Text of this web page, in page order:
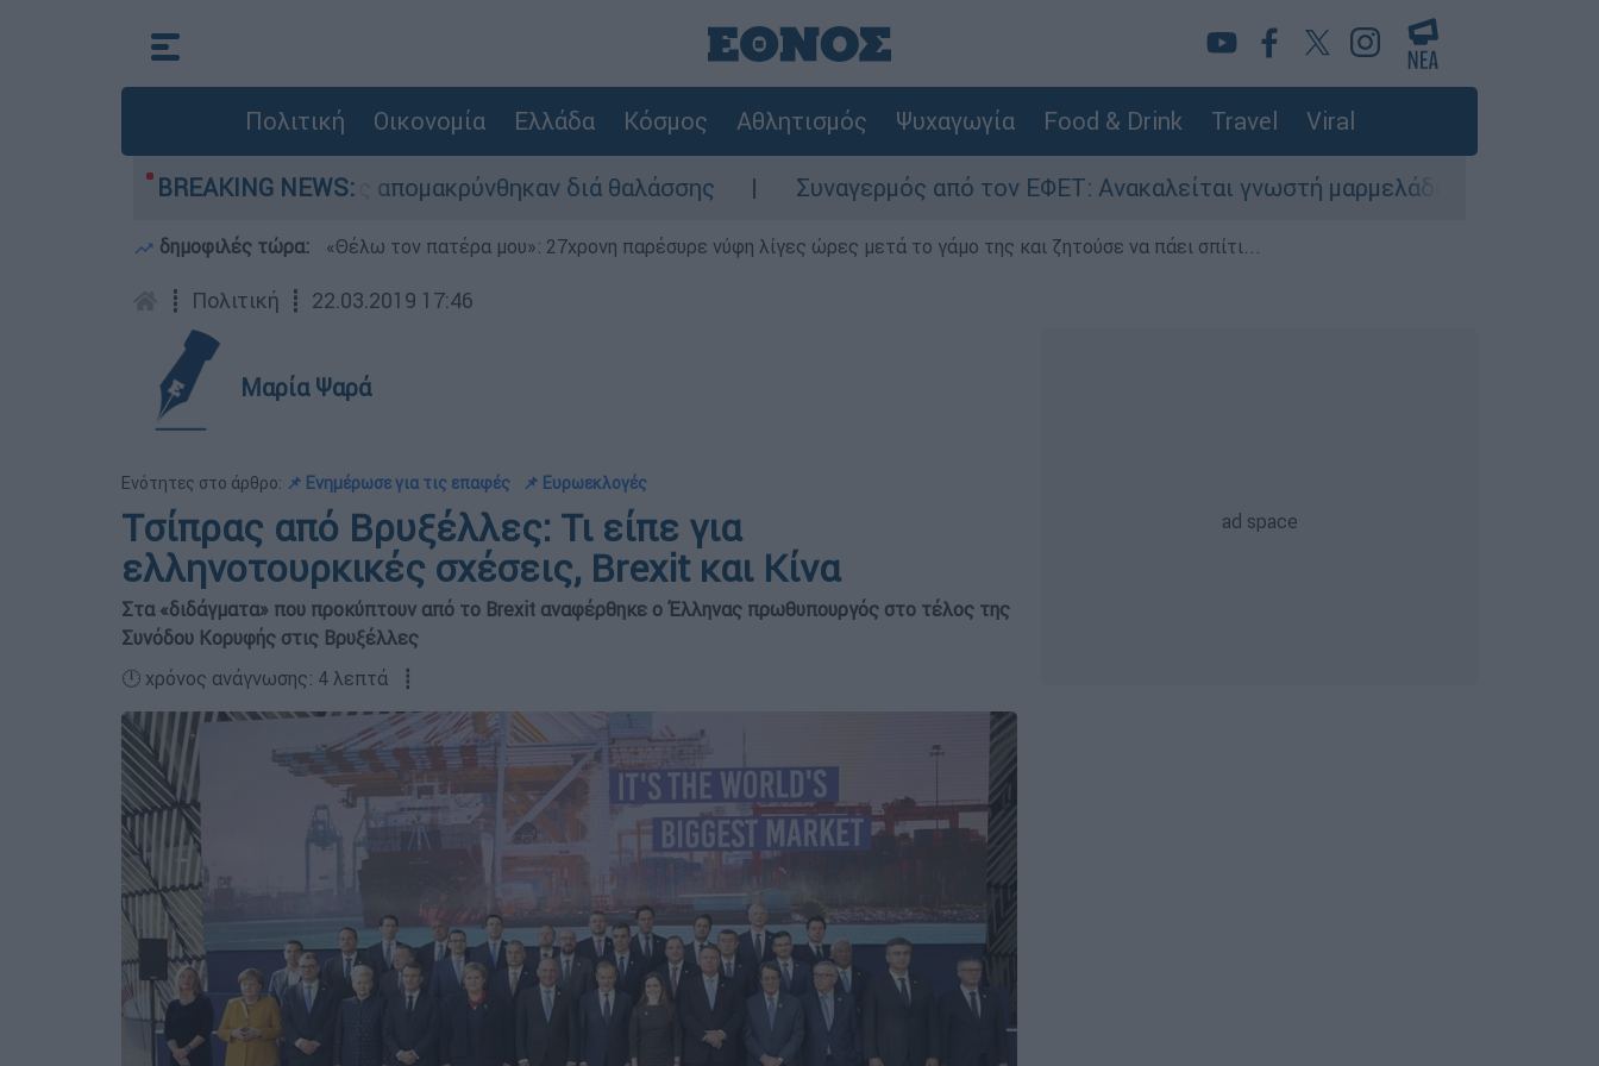
Πολιτική Οικονομία Ελλάδα Κόσμος Αθλητισμός Ψυχαγωγία Food & Drink Travel Viral
BREAKING NEWS:
- 254 πολίτες απομακρύνθηκαν διά θαλάσσης Συναγερμός από τον ΕΦΕΤ: Ανακαλείται γνωστή μαρμελάδα - Κίνδυνος θραύσης στη
δημοφιλές τώρα: «Θέλω τον πατέρα μου»: 27χρονη παρέσυρε νύφη λίγες ώρες μετά το γάμο της και ζητούσε να πάει σπίτι...
┋ Πολιτική ┋ 22.03.2019 17:46
Μαρία Ψαρά
Ενότητες στο άρθρο: 📌 Ενημέρωσε για τις επαφές 📌 Ευρωεκλογές
Tσίπρας από Βρυξέλλες: Τι είπε για
ελληνοτουρκικές σχέσεις, Brexit και Κίνα
Στα «διδάγματα» που προκύπτουν από το Brexit αναφέρθηκε ο Έλληνας πρωθυπουργός στο τέλος της
Συνόδου Κορυφής στις Βρυξέλλες
🕛 χρόνος ανάγνωσης: 4 λεπτά ┋